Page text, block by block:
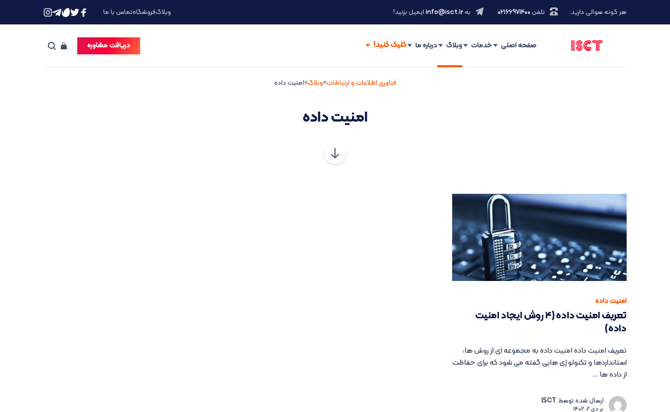
هر گونه سوالی دارید: تلفن ۰۲۱66971400 بهinfo@isct.ir ایمیل بزنید! وبلاگفروشگاهتماس با ما
صفحه اصلی خدمات وبلاگ درباره ما دریافت مشاوره
فناوری اطلاعات و ارتباطات>وبلاگ>امنیت داده
امنیت داده
امنیت داده
تعریف امنیت داده (۴ روش ایجاد امنیت
داده)
تعریف امنیت داده امنیت داده به مجموعه ای از روش ها،
استانداردها و تکنولوژی هایی گفته می شود که برای حفاظت
از داده ها ...
ارسال شده توسط ISCT
بردی 2, 1402